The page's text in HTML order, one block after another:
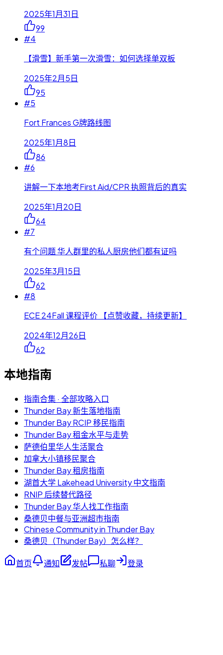
2025年1月31日
99
#4
【滑雪】新手第一次滑雪：如何选择单双板
2025年2月5日
95
#5
Fort Frances G牌路线图
2025年1月8日
86
#6
讲解一下本地考First Aid/CPR 执照背后的真实
2025年1月20日
64
#7
有个问题 华人群里的私人厨房他们都有证吗
2025年3月15日
62
#8
ECE 24Fall 课程评价 【点赞收藏，持续更新】
2024年12月26日
62
本地指南
指南合集 · 全部攻略入口
Thunder Bay 新生落地指南
Thunder Bay RCIP 移民指南
Thunder Bay 租金水平与走势
萨德伯里华人生活聚合
加拿大小镇移民聚合
Thunder Bay 租房指南
湖首大学 Lakehead University 中文指南
RNIP 后续替代路径
Thunder Bay 华人找工作指南
桑德贝中餐与亚洲超市指南
Chinese Community in Thunder Bay
桑德贝（Thunder Bay）怎么样？
首页 通知 发帖 私聊 登录